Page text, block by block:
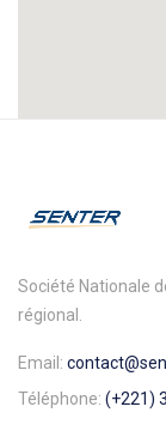
Société Nationale
régional.
Email:
Téléphone: (+221)